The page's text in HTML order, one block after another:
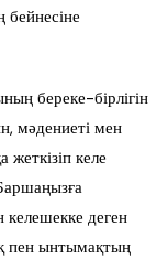
бейнесіне
береке-бірлігін
мәдениеті мен
жеткізіп келе
деген
пен ынтымақтың